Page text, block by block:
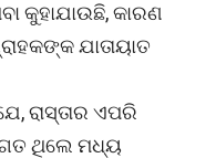
କୁହାଯାଉଛି, କାରଣ
ଯାତାୟାତ
ରାସ୍ତାର ଏପରି
ଥିଲେ ମଧ୍ୟ